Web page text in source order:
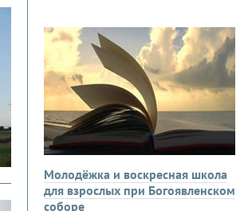
Молодёжка и воскресная школа
для взрослых при Богоявленском
соборе